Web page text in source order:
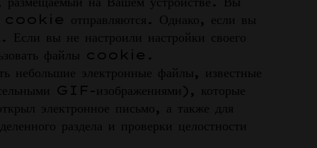
cookie отправляются. Однако, если вы
вы не настроили настройки своего
файлы cookie.
небольшие электронные файлы, известные
GIF-изображениями), которые
электронное письмо, а также для
раздела и проверки целостности